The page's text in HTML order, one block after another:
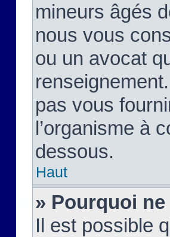
mineurs âgés
nous vous
ou un avocat
pas vous
l’organisme à
dessous.
Haut
» Pourquoi
Il est possible